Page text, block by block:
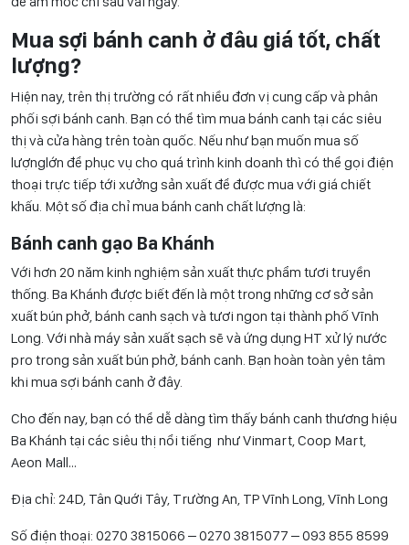
Mua sợi bánh canh ở đâu giá tốt, chất
lượng?
Hiện nay, trên thị trường có rất nhiều đơn vị cung cấp và phân
phối sợi bánh canh. Bạn có thể tìm mua bánh canh tại các siêu
thị và cửa hàng trên toàn quốc. Nếu như bạn muốn mua số
lượnglớn để phục vụ cho quá trình kinh doanh thì có thể gọi điện
thoại trực tiếp tới xưởng sản xuất để được mua với giá chiết
khấu. Một số địa chỉ mua bánh canh chất lượng là:
Bánh canh gạo Ba Khánh
Với hơn 20 năm kinh nghiệm sản xuất thực phẩm tươi truyền
thống. Ba Khánh được biết đến là một trong những cơ sở sản
xuất bún phở, bánh canh sạch và tươi ngon tại thành phố Vĩnh
Long. Với nhà máy sản xuất sạch sẽ và ứng dụng HT xử lý nước
pro trong sản xuất bún phở, bánh canh. Bạn hoàn toàn yên tâm
khi mua sợi bánh canh ở đây.
Cho đến nay, bạn có thể dễ dàng tìm thấy bánh canh thương hiệu
Ba Khánh tại các siêu thị nổi tiếng như Vinmart, Coop Mart,
Aeon Mall…
Địa chỉ: 24D, Tân Quới Tây, Trường An, TP Vĩnh Long, Vĩnh Long
Số điện thoại: 0270 3815066 – 0270 3815077 – 093 855 8599